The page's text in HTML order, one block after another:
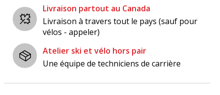
Livraison partout au Canada
Livraison à travers tout le pays (sauf pour
vélos - appeler)
Atelier ski et vélo hors pair
Une équipe de techniciens de carrière